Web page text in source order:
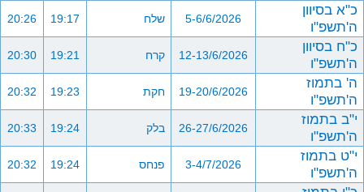
כ"א בסיוון
ה'תשפ"ו
5-6/6/2026 שלח 19:17
20:26
כ"ח בסיוון
ה'תשפ"ו
12-13/6/2026 קרח 19:21
20:30
ה' בתמוז
ה'תשפ"ו
19-20/6/2026 חקת 19:23
20:32
י"ב בתמוז
ה'תשפ"ו
26-27/6/2026 בלק 19:24
20:33
י"ט בתמוז
ה'תשפ"ו
3-4/7/2026 פנחס 19:24
20:32